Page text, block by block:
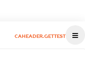
CAHEADER.GETTEST